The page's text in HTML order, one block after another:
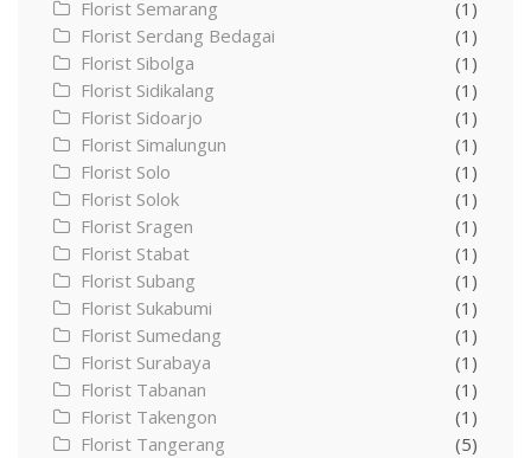
Florist Semarang
(1)
Florist Serdang Bedagai
(1)
Florist Sibolga
(1)
Florist Sidikalang
(1)
Florist Sidoarjo
(1)
Florist Simalungun
(1)
Florist Solo
(1)
Florist Solok
(1)
Florist Sragen
(1)
Florist Stabat
(1)
Florist Subang
(1)
Florist Sukabumi
(1)
Florist Sumedang
(1)
Florist Surabaya
(1)
Florist Tabanan
(1)
Florist Takengon
(1)
Florist Tangerang
(5)